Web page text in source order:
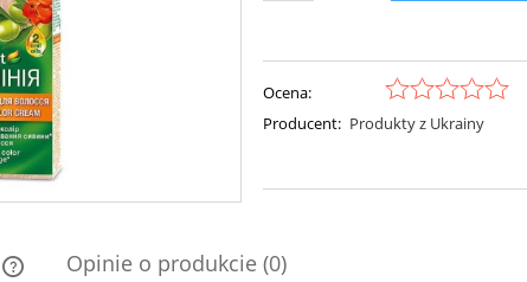
Ocena:
Producent: Produkty z Ukrainy
Opinie o produkcie (0)